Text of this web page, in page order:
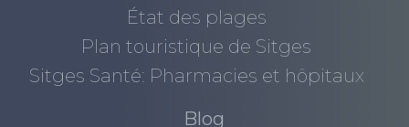
État des plages
Plan touristique de Sitges
Sitges Santé: Pharmacies et hôpitaux
Blog